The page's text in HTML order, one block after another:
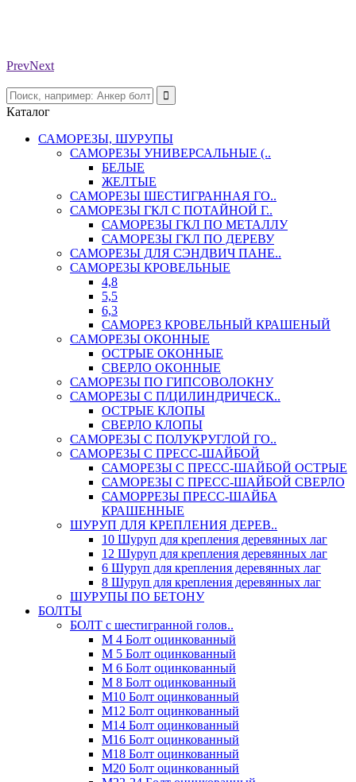
PrevNext
Каталог
САМОРЕЗЫ, ШУРУПЫ
САМОРЕЗЫ УНИВЕРСАЛЬНЫЕ (..
БЕЛЫЕ
ЖЕЛТЫЕ
САМОРЕЗЫ ШЕСТИГРАННАЯ ГО..
САМОРЕЗЫ ГКЛ С ПОТАЙНОЙ Г..
САМОРЕЗЫ ГКЛ ПО МЕТАЛЛУ
САМОРЕЗЫ ГКЛ ПО ДЕРЕВУ
САМОРЕЗЫ ДЛЯ СЭНДВИЧ ПАНЕ..
САМОРЕЗЫ КРОВЕЛЬНЫЕ
4,8
5,5
6,3
САМОРЕЗ КРОВЕЛЬНЫЙ КРАШЕНЫЙ
САМОРЕЗЫ ОКОННЫЕ
ОСТРЫЕ ОКОННЫЕ
СВЕРЛО ОКОННЫЕ
САМОРЕЗЫ ПО ГИПСОВОЛОКНУ
САМОРЕЗЫ С П/ЦИЛИНДРИЧЕСК..
ОСТРЫЕ КЛОПЫ
СВЕРЛО КЛОПЫ
САМОРЕЗЫ С ПОЛУКРУГЛОЙ ГО..
САМОРЕЗЫ С ПРЕСС-ШАЙБОЙ
САМОРЕЗЫ С ПРЕСС-ШАЙБОЙ ОСТРЫЕ
САМОРЕЗЫ С ПРЕСС-ШАЙБОЙ СВЕРЛО
САМОРРЕЗЫ ПРЕСС-ШАЙБА
КРАШЕННЫЕ
ШУРУП ДЛЯ КРЕПЛЕНИЯ ДЕРЕВ..
10 Шуруп для крепления деревянных лаг
12 Шуруп для крепления деревянных лаг
6 Шуруп для крепления деревянных лаг
8 Шуруп для крепления деревянных лаг
ШУРУПЫ ПО БЕТОНУ
БОЛТЫ
БОЛТ с шестигранной голов..
М 4 Болт оцинкованный
М 5 Болт оцинкованный
М 6 Болт оцинкованный
М 8 Болт оцинкованный
М10 Болт оцинкованный
М12 Болт оцинкованный
М14 Болт оцинкованный
М16 Болт оцинкованный
М18 Болт оцинкованный
М20 Болт оцинкованный